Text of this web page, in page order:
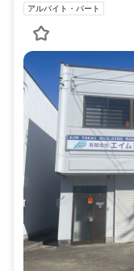
アルバイト・パート